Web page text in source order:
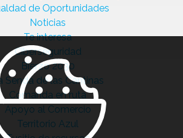
de Oportunidades
Noticias
Te interesa
Ciberseguridad
Bierzo 2030
Senda de las Cantinas
Comanda en ruta
Apoyo al Comercio
Territorio Azul